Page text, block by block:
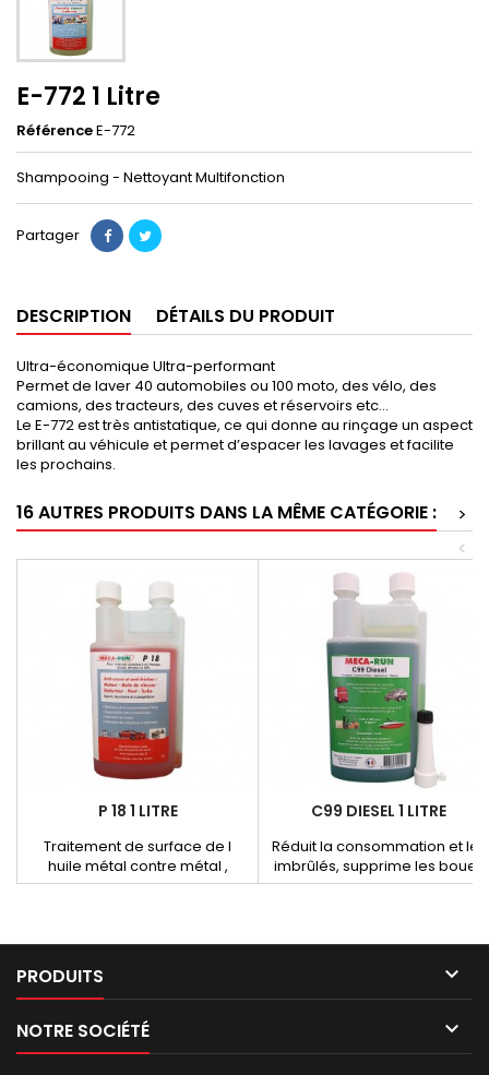
E-772 1 Litre
RéférenceE-772
Shampooing - Nettoyant Multifonction
Partager
DESCRIPTION DÉTAILS DU PRODUIT
Ultra-économique Ultra-performant
Permet de laver 40 automobiles ou 100 moto, des vélo, des
camions, des tracteurs, des cuves et réservoirs etc...
Le E-772 est très antistatique, ce qui donne au rinçage un aspect
brillant au véhicule et permet d’espacer les lavages et facilite
les prochains.
16 AUTRES PRODUITS DANS LA MÊME CATÉGORIE :
>
<
P 18 1 LITRE
Traitement de surface de l
huile métal contre métal ,
réduit radicalement, l'usure à
temps et boîte de vitesse 4 %
temps : 2 % du volume d'huile.
C99 DIESEL 1 LITRE
Réduit la consommation et les
imbrûlés, supprime les boues
et bactéries, décrasse vanne
PRODUITS 
NOTRE SOCIÉTÉ 